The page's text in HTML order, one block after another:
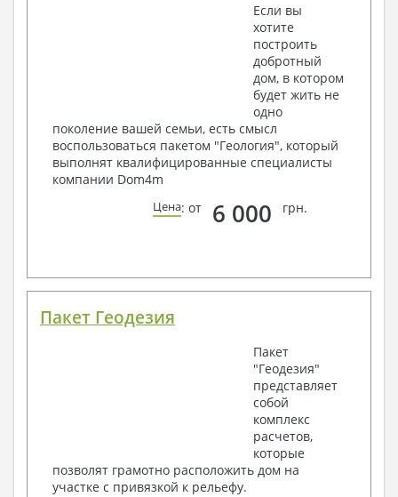
Если вы
хотите
построить
добротный
дом, в котором
будет жить не
одно
поколение вашей семьи, есть смысл
воспользоваться пакетом "Геология", который
выполнят квалифицированные специалисты
компании Dom4m
Цена: от 6 000 грн.
Пакет Геодезия
Пакет
"Геодезия"
представляет
собой
комплекс
расчетов,
которые
позволят грамотно расположить дом на
участке с привязкой к рельефу.